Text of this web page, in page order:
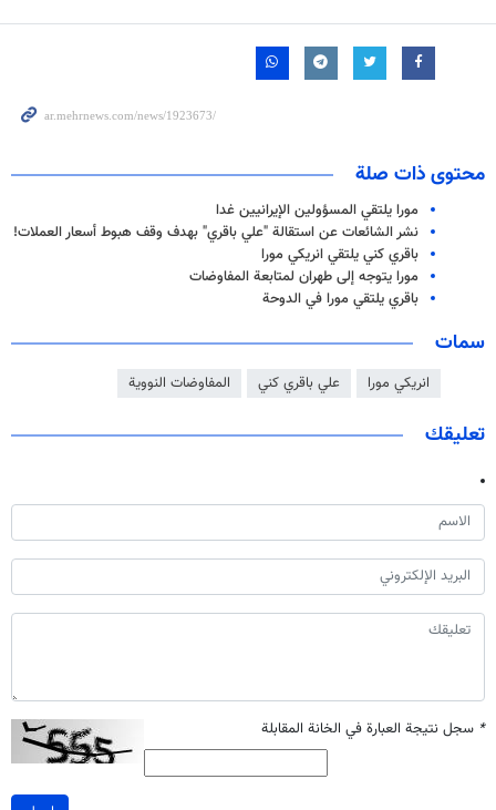
محتوى ذات صلة
مورا يلتقي المسؤولين الإيرانيين غدا
نشر الشائعات عن استقالة "علي باقري" بهدف وقف هبوط أسعار العملات!
باقري كني يلتقي انريكي مورا
مورا يتوجه إلى طهران لمتابعة المفاوضات
باقري يلتقي مورا في الدوحة
سمات
انريكي مورا علي باقري كني المفاوضات النووية
تعليقك
* سجل نتيجة العبارة في الخانة المقابلة